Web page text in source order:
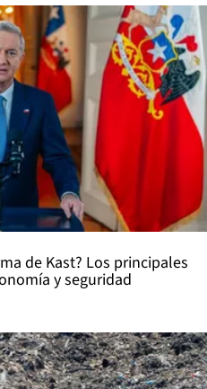
de Kast? Los principales
y seguridad